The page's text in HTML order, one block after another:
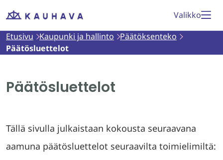
Siirry
Etusivu
Valikko
Etusivu Kaupunki ja hallinto Päätöksenteko
Päätösluettelot
Päätösluettelot
Tällä sivulla julkaistaan kokousta seuraavana
aamuna päätösluettelot seuraavilta toimielimiltä: